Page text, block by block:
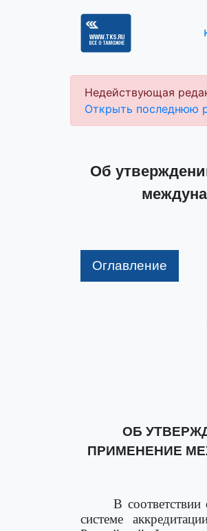
Недействующая
Открыть последнюю
Об
Оглавление
ОБ
ПРИМЕНЕНИЕ
В
системе